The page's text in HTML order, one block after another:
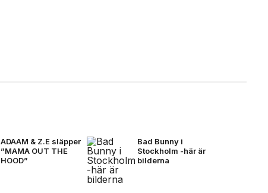
ADAAM & Z.E släpper
”MAMA OUT THE
HOOD”
Bad Bunny i
Stockholm -här är
bilderna